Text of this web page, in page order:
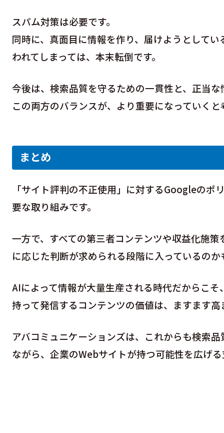
スパム対策は必要です。
同時に、真面目に情報を作り、届けようとして
われてしまっては、本末転倒です。
今後は、検索品質を守るための一貫性と、正当
この両方のバランスが、より重要になっていくと
まとめ
「サイト評判の不正使用」に対するGoogleのポ
要な取り組みです。
一方で、すべての第三者コンテンツや収益化施
に応じた判断が求められる段階に入っているの
AIによって情報が大量生産される時代だからこ
持って発信するコンテンツの価値は、ますます高
アバコミュニケーションズは、これからも検索
ながら、企業のWebサイトが持つ可能性を広げ